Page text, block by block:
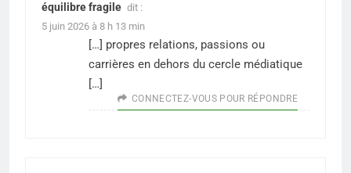
équilibre fragile dit :
5 juin 2026 à 8 h 13 min
[…] propres relations, passions ou
carrières en dehors du cercle médiatique
[…]
CONNECTEZ-VOUS POUR RÉPONDRE